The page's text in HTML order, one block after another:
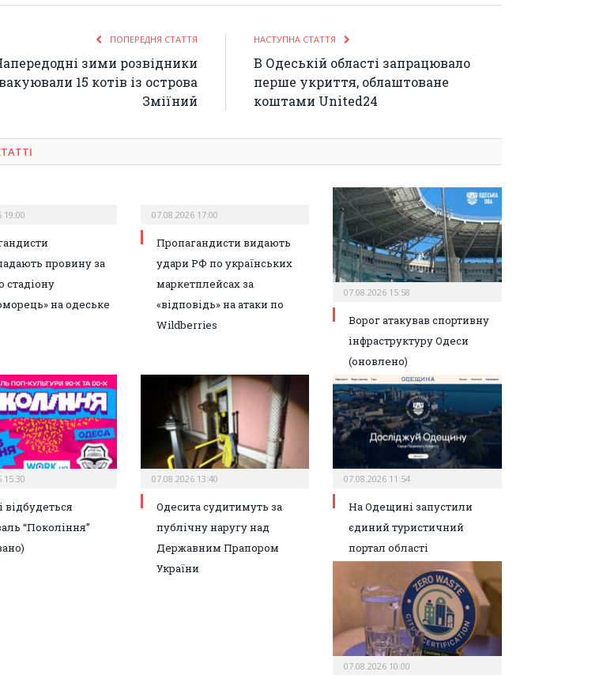
ПОПЕРЕДНЯ СТАТТЯ
зими розвідники
15 котів із острова
Зміїний
НАСТУПНА СТАТТЯ
В Одеській області запрацювало
перше укриття, облаштоване
коштами United24
19:00
провину за
стадіону
на одеське
07.08.2026 17:00
Пропагандисти видають
удари РФ по українських
маркетплейсах за
«відповідь» на атаки по
Wildberries
07.08.2026 15:58
Ворог атакував спортивну
інфраструктуру Одеси
(оновлено)
15:30
відбудеться
“Покоління”
07.08.2026 13:40
Одесита судитимуть за
публічну наругу над
Державним Прапором
України
07.08.2026 11:54
На Одещині запустили
єдиний туристичний
портал області
07.08.2026 10:00